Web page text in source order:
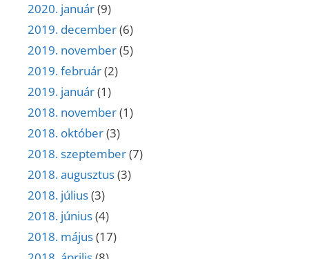
2020. január(9)
2019. december(6)
2019. november(5)
2019. február(2)
2019. január(1)
2018. november(1)
2018. október(3)
2018. szeptember(7)
2018. augusztus(3)
2018. július(3)
2018. június(4)
2018. május(17)